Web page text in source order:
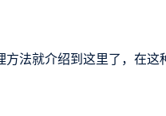
法就介绍到这里了，在这